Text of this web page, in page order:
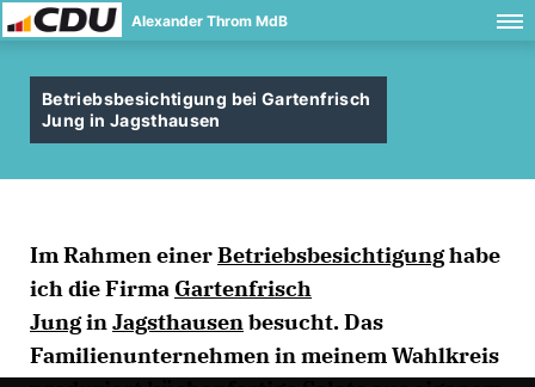
Alexander Throm MdB
Betriebsbesichtigung bei Gartenfrisch
Jung in Jagsthausen
Im Rahmen einerBetriebsbesichtigunghabe
ich die Firma Gartenfrisch
JunginJagsthausenbesucht. Das
Familienunternehmen in meinem Wahlkreis